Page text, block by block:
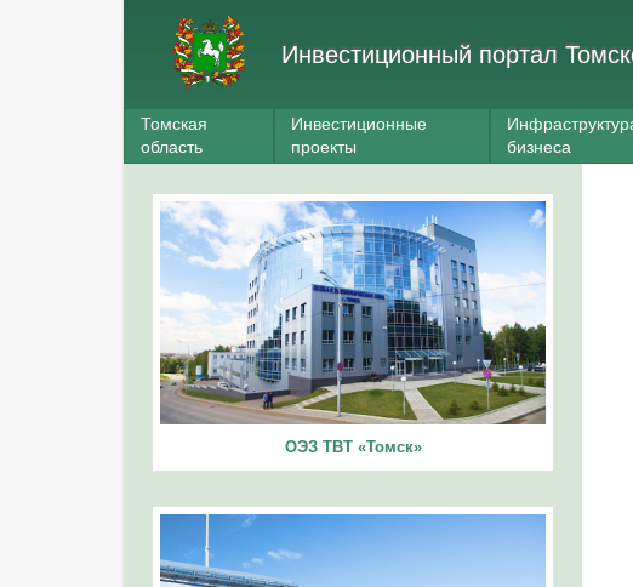
Инвестиционный портал
Томская
область
Инвестиционные
проекты
бизнеса
ОЭЗ ТВТ «Томск»